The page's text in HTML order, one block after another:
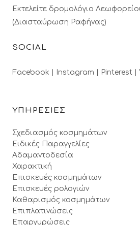
Εκτελείτε δρομολόγιο
(Διασταύρωση Ραφήνας)
SOCIAL
Facebook | Instagram | Pinterest |
ΥΠΗΡΕΣΙΕΣ
Σχεδιασμός κοσμημάτων
Ειδικές Παραγγελίες
Αδαμαντοδεσία
Χαρακτική
Επισκευές κοσμημάτων
Επισκευές ρολογιών
Καθαρισμός κοσμημάτων
Επιπλατινώσεις
Επαργυρώσεις